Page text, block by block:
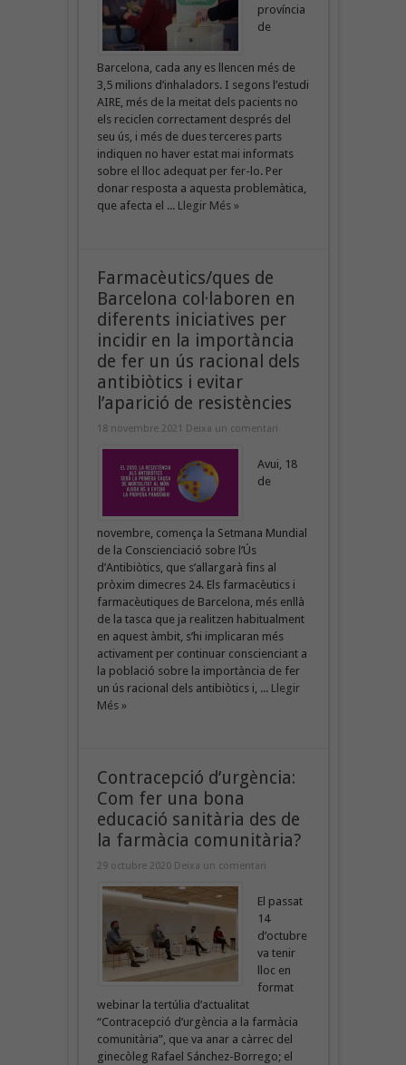
província
de
Barcelona, cada any es llencen més de
3,5 milions d’inhaladors. I segons l’estudi
AIRE, més de la meitat dels pacients no
els reciclen correctament després del
seu ús, i més de dues terceres parts
indiquen no haver estat mai informats
sobre el lloc adequat per fer-lo. Per
donar resposta a aquesta problemàtica,
que afecta el ... Llegir Més »
Farmacèutics/ques de
Barcelona col·laboren en
diferents iniciatives per
incidir en la importància
de fer un ús racional dels
antibiòtics i evitar
l’aparició de resistències
18 novembre 2021 Deixa un comentari
Avui, 18
de
novembre, comença la Setmana Mundial
de la Conscienciació sobre l’Ús
d’Antibiòtics, que s’allargarà fins al
pròxim dimecres 24. Els farmacèutics i
farmacèutiques de Barcelona, més enllà
de la tasca que ja realitzen habitualment
en aquest àmbit, s’hi implicaran més
activament per continuar conscienciant a
la població sobre la importància de fer
un ús racional dels antibiòtics i, ... Llegir
Més »
Contracepció d’urgència:
Com fer una bona
educació sanitària des de
la farmàcia comunitària?
29 octubre 2020 Deixa un comentari
El passat
14
d’octubre
va tenir
lloc en
format
webinar la tertúlia d’actualitat
“Contracepció d’urgència a la farmàcia
comunitària”, que va anar a càrrec del
ginecòleg Rafael Sánchez-Borrego; el